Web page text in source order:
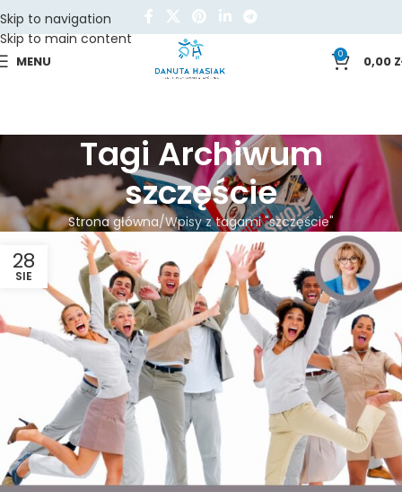
Skip to navigation
Skip to main content
MENU 0 0,00
Tagi Archiwum
szczęście
Strona główna Wpisy z tagami "szczęście"
28
SIE